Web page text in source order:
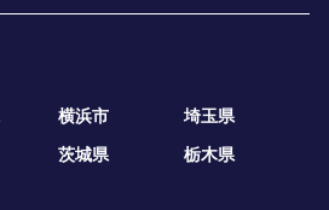
横浜市
埼玉県
茨城県 栃木県